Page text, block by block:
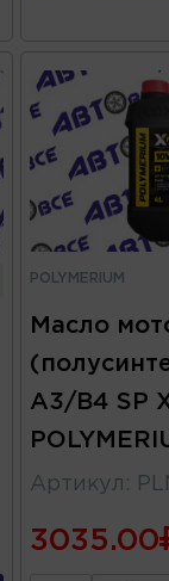
POLYMERIUM
Масло
A3/B4 SP
Артикул :
3035.00